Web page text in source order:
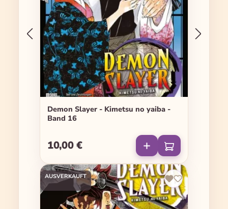
Demon Slayer - Kimetsu no yaiba -
Band 16
Regulärer Preis:
10,00 €
AUSVERKAUFT